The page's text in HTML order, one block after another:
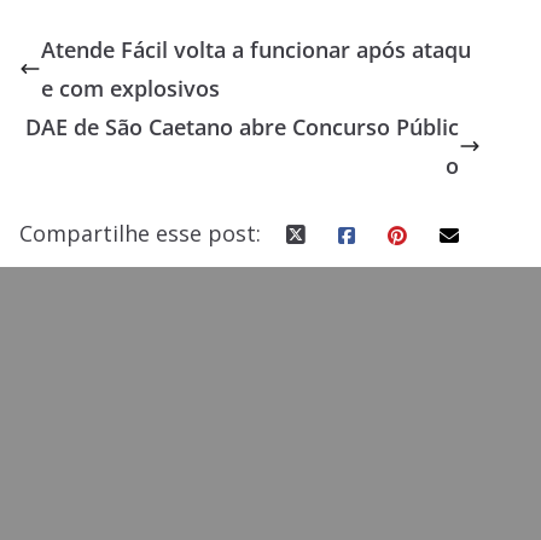
e
b
o
o
to
d
o
n
ai
l
ar
e
Atende Fácil volta a funcionar após ataqu
e com explosivos
DAE de São Caetano abre Concurso Públic
o
Compartilhe esse post: